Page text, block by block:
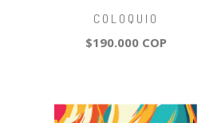
COLOQUIO
$190.000 COP